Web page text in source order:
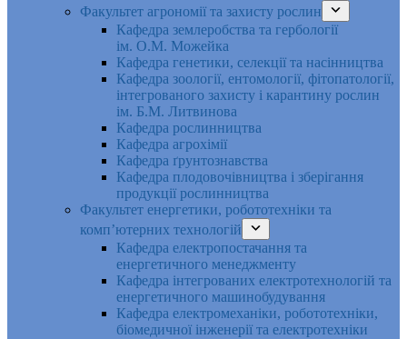
Факультет агрономії та захисту рослин
Кафедра землеробства та гербології
ім. О.М. Можейка
Кафедра генетики, селекції та насінництва
Кафедра зоології, ентомології, фітопатології,
інтегрованого захисту і карантину рослин
ім. Б.М. Литвинова
Кафедра рослинництва
Кафедра агрохімії
Кафедра ґрунтознавства
Кафедра плодовочівництва і зберігання
продукції рослинництва
Факультет енергетики, робототехніки та
комп’ютерних технологій
Кафедра електропостачання та
енергетичного менеджменту
Кафедра інтегрованих електротехнологій та
енергетичного машинобудування
Кафедра електромеханіки, робототехніки,
біомедичної інженерії та електротехніки